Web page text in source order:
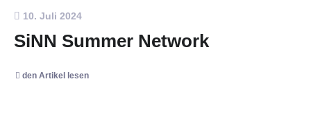
10. Juli 2024
SiNN Summer Network
den Artikel lesen